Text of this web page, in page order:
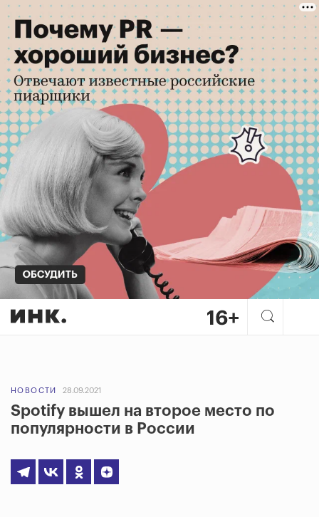
НОВОСТИ 28.09.2021
Spotify вышел на второе место по
популярности в России